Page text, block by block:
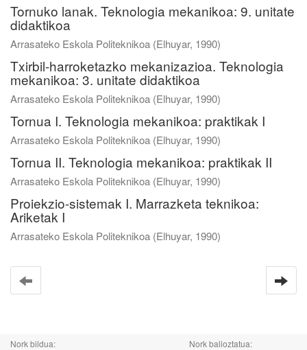
Tornuko lanak. Teknologia mekanikoa: 9. unitate
didaktikoa
Arrasateko Eskola Politeknikoa (Elhuyar, 1990)
Txirbil-harroketazko mekanizazioa. Teknologia
mekanikoa: 3. unitate didaktikoa
Arrasateko Eskola Politeknikoa (Elhuyar, 1990)
Tornua I. Teknologia mekanikoa: praktikak I
Arrasateko Eskola Politeknikoa (Elhuyar, 1990)
Tornua II. Teknologia mekanikoa: praktikak II
Arrasateko Eskola Politeknikoa (Elhuyar, 1990)
Proiekzio-sistemak I. Marrazketa teknikoa:
Ariketak I
Arrasateko Eskola Politeknikoa (Elhuyar, 1990)
Nork bildua: Nork balioztatua: